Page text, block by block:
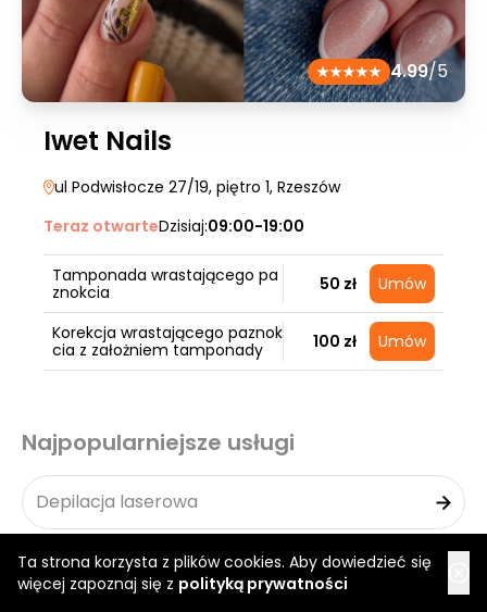
Ta strona korzysta z plików cookies. Aby dowiedzieć się
więcej zapoznaj się z polityką prywatności
4.99/5
Iwet Nails
ul Podwisłocze 27/19, piętro 1, Rzeszów
Teraz otwarteDzisiaj:09:00-19:00
Tamponada wrastającego pa
znokcia
50 zł Umów
Korekcja wrastającego paznok
cia z założniem tamponady
100 zł Umów
Najpopularniejsze usługi
Depilacja laserowa
Depilacja woskiem